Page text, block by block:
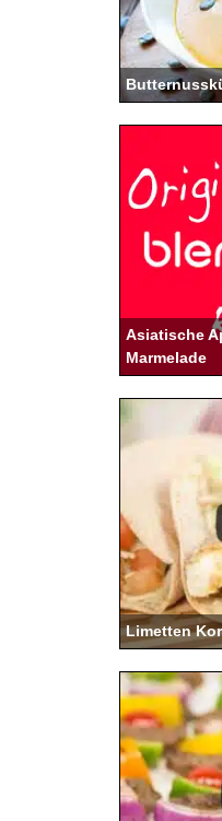
Asiatische
Marmelade
Limetten